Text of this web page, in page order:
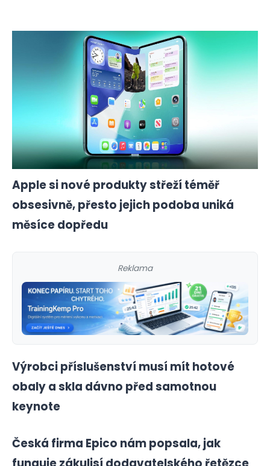
Apple si nové produkty střeží téměř
obsesivně, přesto jejich podoba uniká
měsíce dopředu
Reklama
Výrobci příslušenství musí mít hotové
obaly a skla dávno před samotnou
keynote
Česká firma Epico nám popsala, jak